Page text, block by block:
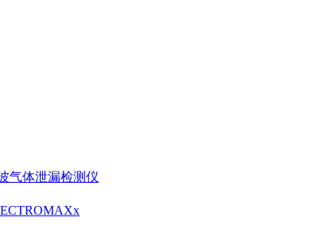
气体泄漏检测仪